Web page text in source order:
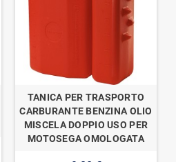
TANICA PER TRASPORTO
CARBURANTE BENZINA OLIO
MISCELA DOPPIO USO PER
MOTOSEGA OMOLOGATA